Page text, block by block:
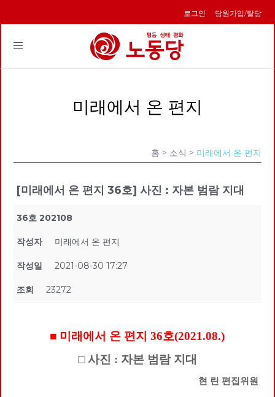
로그인 당원가입/탈당
Toggle
미래에서 온 편지
홈 > 소식 > 미래에서 온 편지
[미래에서 온 편지 36호] 사진 : 자본 범람 지대
36호 202108
작성자 미래에서 온 편지
작성일 2021-08-30 17:27
조회 23272
■ 미래에서 온 편지 36호(2021.08.)
□ 사진 : 자본 범람 지대
현 린 편집위원